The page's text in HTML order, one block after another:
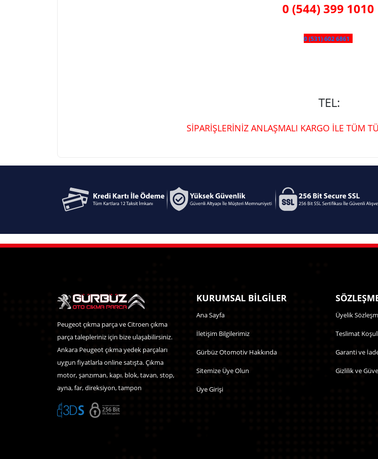
0 (544) 399 1010
0 (531) 602 6861
TEL:
SİPARİŞLERİNİZ ANLAŞMALI KARGO İLE TÜM
Peugeot çıkma parça ve Citroen çıkma
parça talepleriniz için bize ulaşabilirsiniz.
Ankara Peugeot çıkma yedek parçaları
uygun fiyatlarla online satışta. Çıkma
motor, şanzıman, kapı. blok, tavan, stop,
ayna, far, direksiyon, tampon
KURUMSAL BİLGİLER
Ana Sayfa
İletişim Bilgilerimiz
Gürbüz Otomotiv Hakkında
Sitemize Üye Olun
Üye Girişi
Üyelik
Teslimat
Garanti ve
Gizlilik ve